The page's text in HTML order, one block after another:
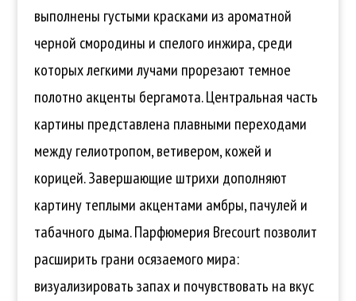
выполнены густыми красками из ароматной
черной смородины и спелого инжира, среди
которых легкими лучами прорезают темное
полотно акценты бергамота. Центральная часть
картины представлена плавными переходами
между гелиотропом, ветивером, кожей и
корицей. Завершающие штрихи дополняют
картину теплыми акцентами амбры, пачулей и
табачного дыма. Парфюмерия Brecourt позволит
расширить грани осязаемого мира:
визуализировать запах и почувствовать на вкус